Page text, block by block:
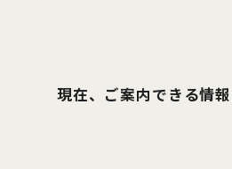
現在、ご案内できる情報